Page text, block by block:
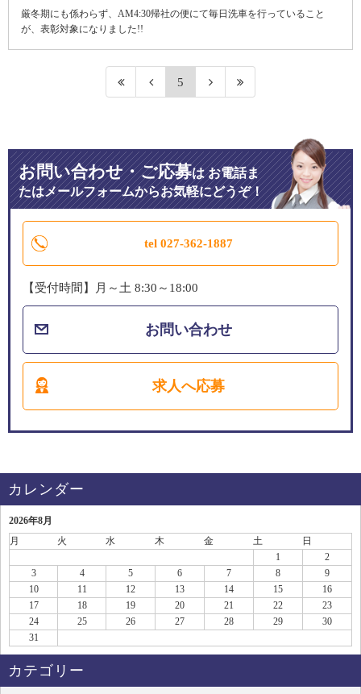
厳冬期にも係わらず、AM4:30帰社の便にて毎日洗車を行っていること
が、表彰対象になりました!!
5
お問い合わせ・ご応募はお電話ま
たはメールフォームからお気軽にどうぞ！
tel 027-362-1887
【受付時間】月～土 8:30～18:00
お問い合わせ
求人へ応募
カレンダー
2026年8月
月
火 水 木 金 土
日
1
2
3
4 5 6 7 8
9
10
11 12 13 14 15
16
17
18 19 20 21 22
23
24
25 26 27 28 29
30
31
カテゴリー